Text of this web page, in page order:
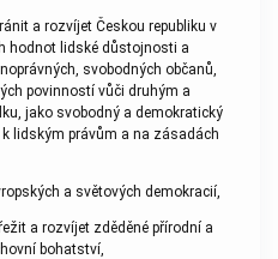
a rozvíjet Českou republiku v
hodnot lidské důstojnosti a
svobodných občanů,
povinností vůči druhým a
jako svobodný a demokratický
lidským právům a na zásadách
a světových demokracií,
a rozvíjet zděděné přírodní a
bohatství,